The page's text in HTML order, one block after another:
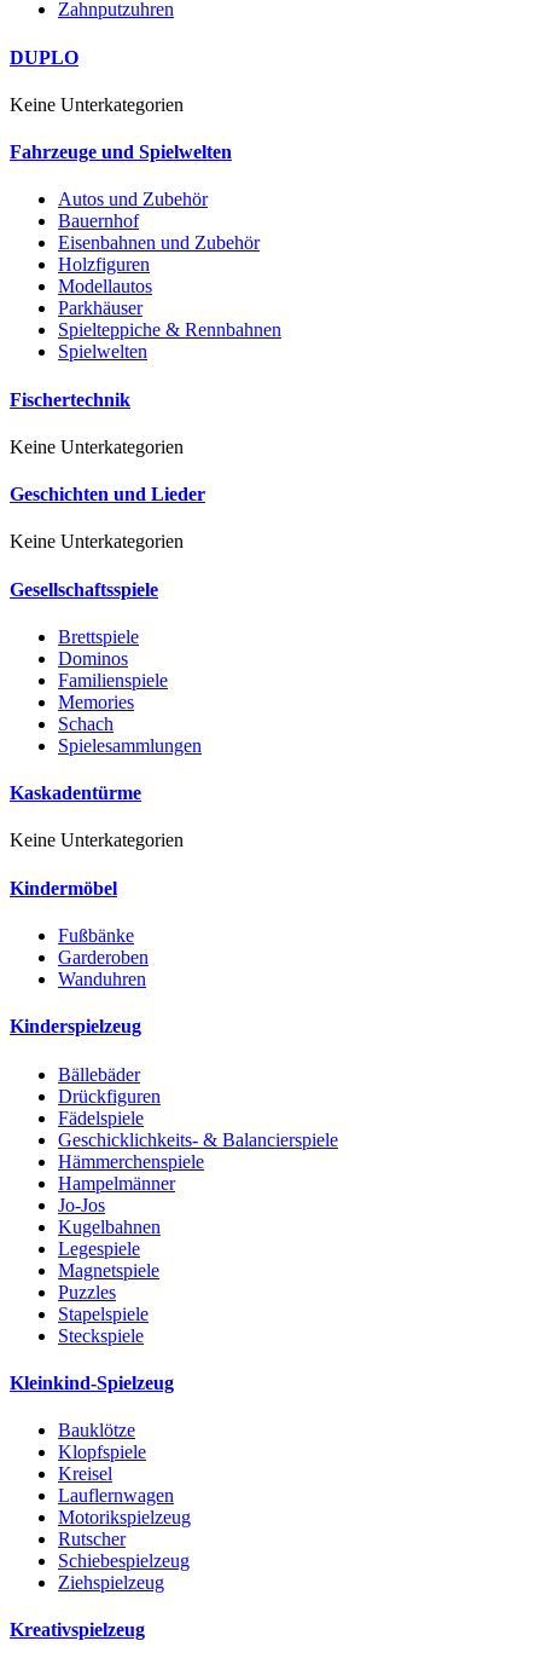
Zahnputzuhren
DUPLO
Keine Unterkategorien
Fahrzeuge und Spielwelten
Autos und Zubehör
Bauernhof
Eisenbahnen und Zubehör
Holzfiguren
Modellautos
Parkhäuser
Spielteppiche & Rennbahnen
Spielwelten
Fischertechnik
Keine Unterkategorien
Geschichten und Lieder
Keine Unterkategorien
Gesellschaftsspiele
Brettspiele
Dominos
Familienspiele
Memories
Schach
Spielesammlungen
Kaskadentürme
Keine Unterkategorien
Kindermöbel
Fußbänke
Garderoben
Wanduhren
Kinderspielzeug
Bällebäder
Drückfiguren
Fädelspiele
Geschicklichkeits- & Balancierspiele
Hämmerchenspiele
Hampelmänner
Jo-Jos
Kugelbahnen
Legespiele
Magnetspiele
Puzzles
Stapelspiele
Steckspiele
Kleinkind-Spielzeug
Bauklötze
Klopfspiele
Kreisel
Lauflernwagen
Motorikspielzeug
Rutscher
Schiebespielzeug
Ziehspielzeug
Kreativspielzeug